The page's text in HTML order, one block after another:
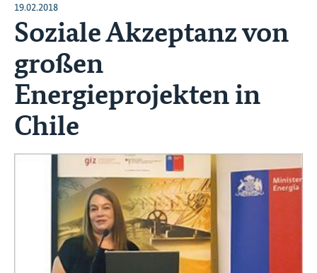
19.02.2018
Soziale Akzeptanz von
großen
Energieprojekten in
Chile